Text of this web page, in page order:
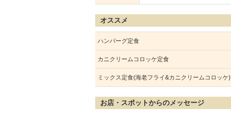
オススメ
ハンバーグ定食
カニクリームコロッケ定食
ミックス定食(海老フライ&カニクリームコロッケ)
お店・スポットからのメッセージ